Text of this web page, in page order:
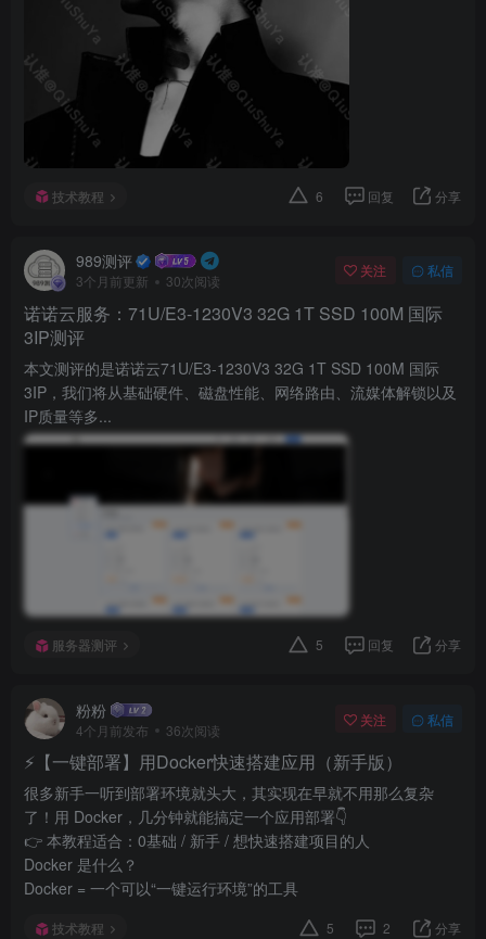
技术教程 6 回复 分享
989测评
3个月前更新 30次阅读
关注 私信
诺诺云服务：71U/E3-1230V3 32G 1T SSD 100M 国际
3IP测评
本文测评的是诺诺云71U/E3-1230V3 32G 1T SSD 100M 国际
3IP，我们将从基础硬件、磁盘性能、网络路由、流媒体解锁以及
IP质量等多...
服务器测评 5 回复 分享
粉粉
4个月前发布 36次阅读
关注 私信
⚡【一键部署】用Docker快速搭建应用（新手版）
很多新手一听到部署环境就头大，其实现在早就不用那么复杂
了！用 Docker，几分钟就能搞定一个应用部署👇
👉 本教程适合：0基础 / 新手 / 想快速搭建项目的人
Docker 是什么？
Docker = 一个可以“一键运行环境”的工具
技术教程 5 2 分享